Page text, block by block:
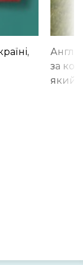
за
який